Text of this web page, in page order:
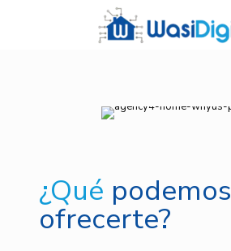
¿Qué podemos
ofrecerte?